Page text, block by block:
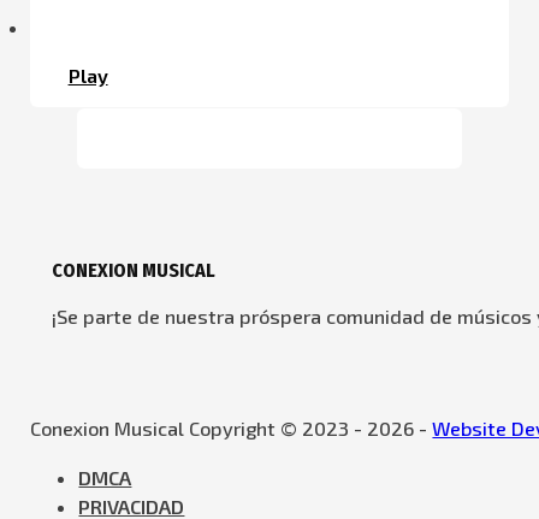
Play
CONEXION MUSICAL
¡Se parte de nuestra próspera comunidad de
Conexion Musical Copyright © 2023 - 2026 -Website
DMCA
PRIVACIDAD